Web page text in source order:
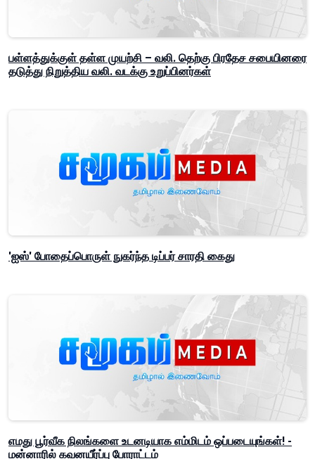
பள்ளத்துக்குள் தள்ள முயற்சி – வலி. தெற்கு பிரதேச சபையினரை
தடுத்து நிறுத்திய வலி. வடக்கு உறுப்பினர்கள்
'ஐஸ்' போதைப்பொருள் நுகர்ந்த டிப்பர் சாரதி கைது
எமது பூர்வீக நிலங்களை உடனடியாக எம்மிடம் ஒப்படையுங்கள்! -
மன்னாரில் கவனயீர்ப்பு போராட்டம்